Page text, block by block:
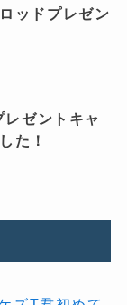
ッドプレゼン
ゼントキャ
た！